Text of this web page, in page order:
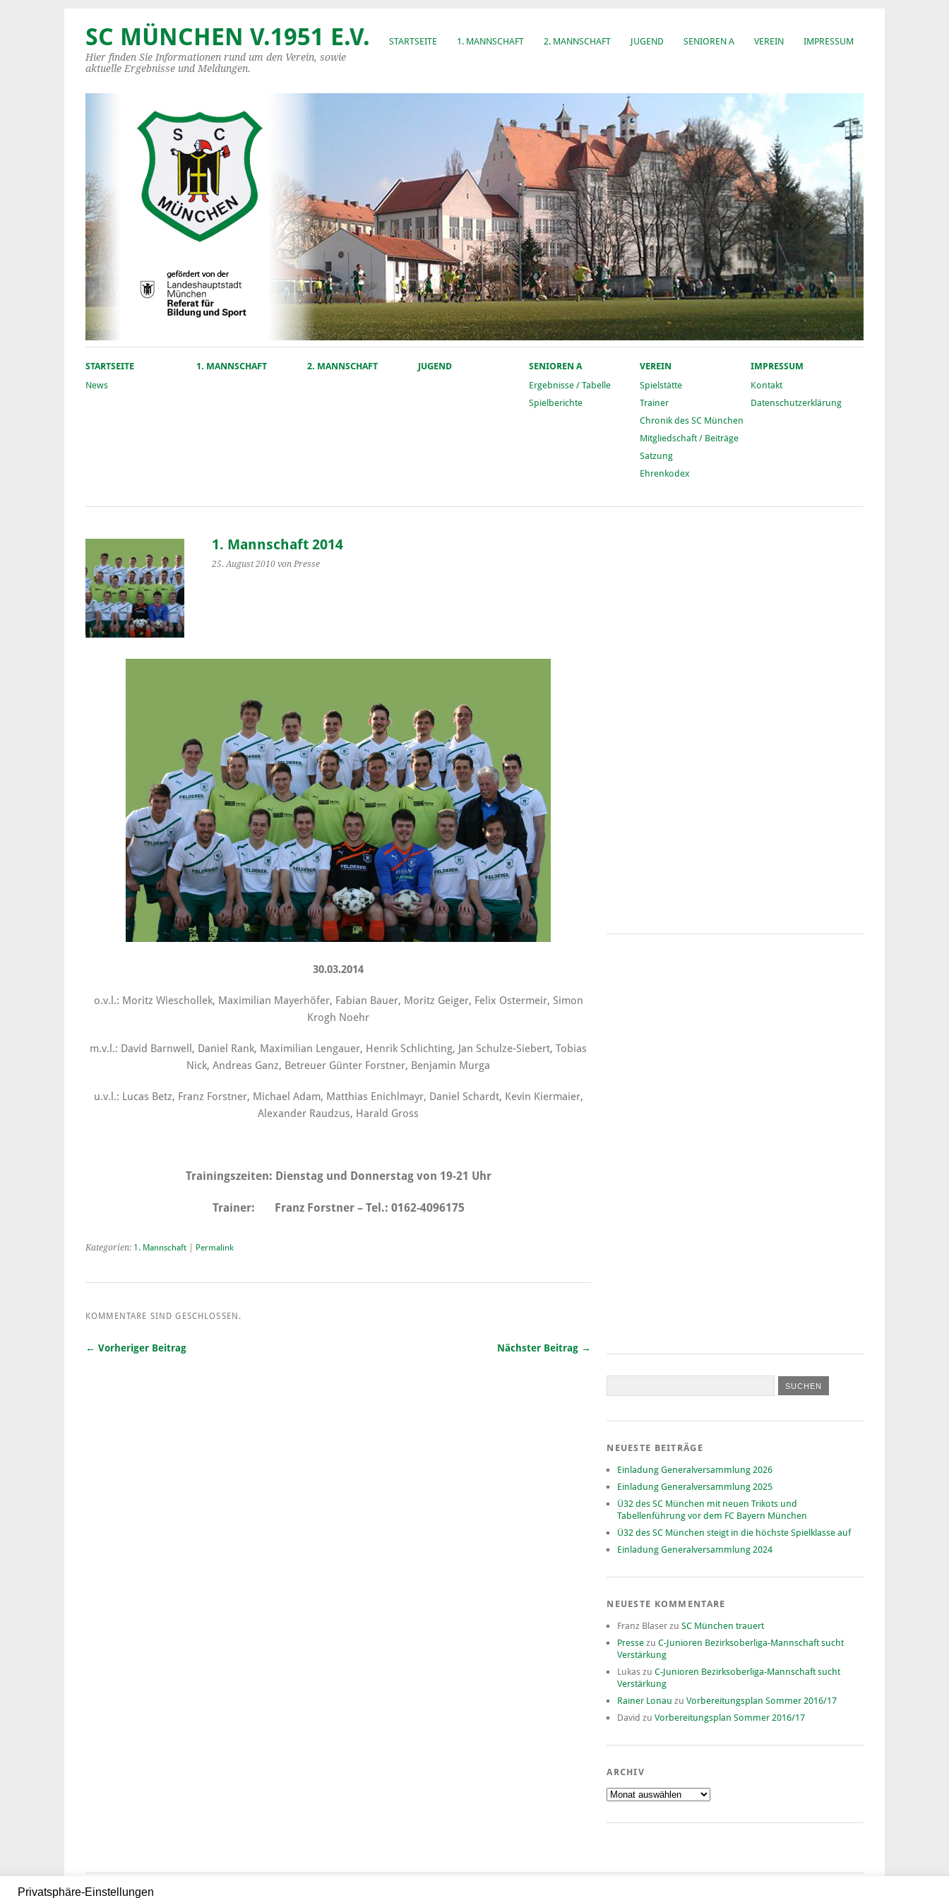
STARTSEITE 1. MANNSCHAFT 2. MANNSCHAFT JUGEND SENIOREN A VEREIN IMPRESSUM
SC MÜNCHEN V.1951 E.V.
Hier finden Sie Informationen rund um den Verein, sowie
aktuelle Ergebnisse und Meldungen.
STARTSEITE
News
1. MANNSCHAFT 2. MANNSCHAFT JUGEND
SENIOREN A
Ergebnisse / Tabelle
Spielberichte
VEREIN
Spielstätte
Trainer
Chronik des SC München
Mitgliedschaft / Beiträge
Satzung
Ehrenkodex
IMPRESSUM
Kontakt
Datenschutzerklärung
1. Mannschaft 2014
25. August 2010 von Presse
30.03.2014
o.v.l.: Moritz Wieschollek, Maximilian Mayerhöfer, Fabian Bauer, Moritz Geiger, Felix Ostermeir, Simon
Krogh Noehr
m.v.l.: David Barnwell, Daniel Rank, Maximilian Lengauer, Henrik Schlichting, Jan Schulze-Siebert, Tobias
Nick, Andreas Ganz, Betreuer Günter Forstner, Benjamin Murga
u.v.l.: Lucas Betz, Franz Forstner, Michael Adam, Matthias Enichlmayr, Daniel Schardt, Kevin Kiermaier,
Alexander Raudzus, Harald Gross
Trainingszeiten: Dienstag und Donnerstag von 19-21 Uhr
Trainer: Franz Forstner – Tel.: 0162-4096175
Kategorien: 1. Mannschaft Permalink
KOMMENTARE SIND GESCHLOSSEN.
← Vorheriger Beitrag Nächster Beitrag →
NEUESTE BEITRÄGE
Einladung Generalversammlung 2026
Einladung Generalversammlung 2025
Ü32 des SC München mit neuen Trikots und
Tabellenführung vor dem FC Bayern München
Ü32 des SC München steigt in die höchste Spielklasse auf
Einladung Generalversammlung 2024
NEUESTE KOMMENTARE
Franz Blaser zuSC München trauert
Presse zuC-Junioren Bezirksoberliga-Mannschaft sucht
Verstärkung
Lukas zuC-Junioren Bezirksoberliga-Mannschaft sucht
Verstärkung
Rainer Lonau zuVorbereitungsplan Sommer 2016/17
David zuVorbereitungsplan Sommer 2016/17
ARCHIV
Archiv
Privatsphäre-Einstellungen